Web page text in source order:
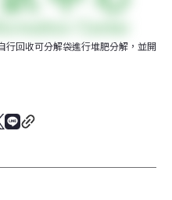
行回收可分解袋進行堆肥分解，並開